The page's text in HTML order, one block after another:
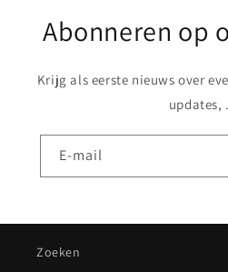
Abonneren op
Krijg als eerste nieuws over
updates,
E‑mail
Zoeken